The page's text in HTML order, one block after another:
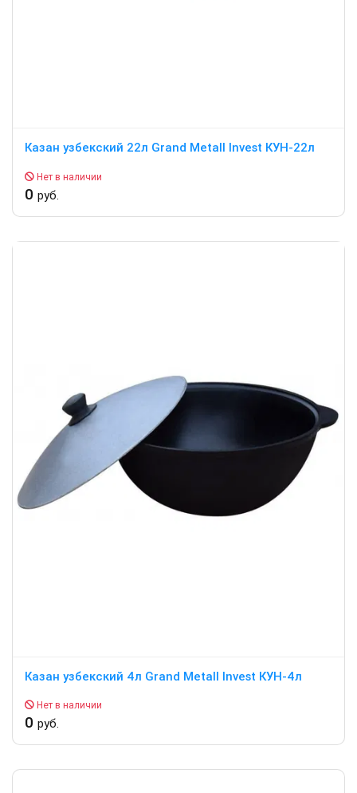
Казан узбекский 22л Grand Metall Invest КУН-22л
Нет в наличии
0 руб.
Казан узбекский 4л Grand Metall Invest КУН-4л
Нет в наличии
0 руб.